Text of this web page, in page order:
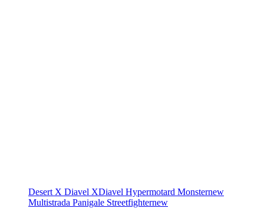
Desert X Diavel XDiavel Hypermotard Monsternew
Multistrada Panigale Streetfighternew